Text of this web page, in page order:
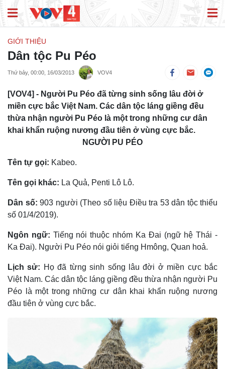
GIỚI THIỆU
Dân tộc Pu Péo
Thứ bảy, 00:00, 16/03/2013 VOV4
[VOV4] - Người Pu Péo đã từng sinh sống lâu đời ở
miền cực bắc Việt Nam. Các dân tộc láng giềng đều
thừa nhận người Pu Péo là một trong những cư dân
khai khẩn ruộng nương đầu tiên ở vùng cực bắc.
NGƯỜI PU PÉO
Tên tự gọi: Kabeo.
Tên gọi khác: La Quả, Penti Lô Lô.
Dân số: 903 người (Theo số liệu Điều tra 53 dân tộc thiểu
số 01/4/2019).
Ngôn ngữ: Tiếng nói thuộc nhóm Ka Ðai (ngữ hệ Thái -
Ka Ðai). Người Pu Péo nói giỏi tiếng Hmông, Quan hoả.
Lịch sử: Họ đã từng sinh sống lâu đời ở miền cực bắc
Việt Nam. Các dân tộc láng giềng đều thừa nhận người Pu
Péo là một trong những cư dân khai khẩn ruộng nương
đầu tiên ở vùng cực bắc.